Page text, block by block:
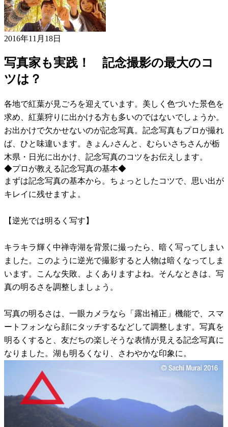
2016年11月18日
写真家も実践！ 記念撮影の最大のコ
ツは？
各地で紅葉が見ごろを迎えています。美しく色づいた景色を
求め、紅葉狩りに出かける方も多いのではないでしょうか。
お出かけで欠かせないのが記念写真。記念写真もプロが撮れ
ば、ひと味違います。きょん♪さんと、むらいさちさんが栃
木県・日光に出かけ、記念写真のコツをお伝えします。
◆プロが教える記念写真の基本◆
まずは記念写真の基本から。ちょっとしたコツで、思い出が
キレイに残せますよ。
【逆光では明るく写す】
キラキラ輝く中禅寺湖を背景に撮ったら、暗く写ってしまい
ました。このように逆光で撮影すると人物は暗くなってしま
います。こんな失敗、よくありますよね。そんなときは、写
真の明るさを調整しましょう。
写真の明るさは、一眼カメラなら「露出補正」機能で、スマ
ートフォンなら顔にタッチするなどして調整します。写真を
明るくすると、友だちの楽しそうな表情が見える記念写真に
なりました。湖も明るくなり、さわやかな印象に。